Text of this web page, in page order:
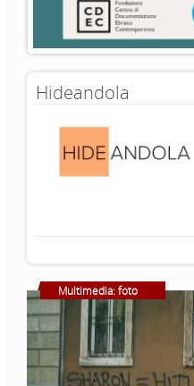
Hideandola
Multimedia: foto